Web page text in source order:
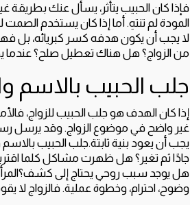
فإذا كان الحبيب يتأثر، يسأل عنك بطريقة
المودة لم تنتهِ. أما إذا كان يستخدم
لا يجب أن يكون هدفه كسر كبريائه،
من الزواج؟ هل هناك تعطيل صلح؟ عندما
جلب الحبيب بالاسم
إذا كان الهدف هو جلب الحبيب للزواج،
غير واضح في موضوع الزواج. وقد يرسل
يجب أن يعود بنية ثابتة.جلب الحبيب
جادًا ثم تغير؟ هل ظهرت مشاكل كلما
هل يوجد سبب روحي يحتاج إلى كشف؟المرأة
وضوح، احترام، وخطوة عملية. فالزواج لا